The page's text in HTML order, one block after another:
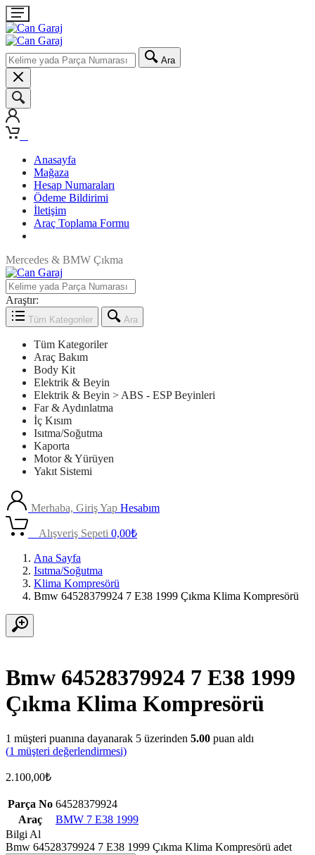
Ara
Anasayfa
Mağaza
Hesap Numaraları
Ödeme Bildirimi
İletişim
Araç Toplama Formu
Mercedes & BMW Çıkma
Araştır:
Tüm Kategoriler Ara
Tüm Kategoriler
Araç Bakım
Body Kit
Elektrik & Beyin
Elektrik & Beyin > ABS - ESP Beyinleri
Far & Aydınlatma
İç Kısım
Isıtma/Soğutma
Kaporta
Motor & Yürüyen
Yakıt Sistemi
Merhaba, Giriş Yap Hesabım
Alışveriş Sepeti 0,00₺
Ana Sayfa
Isıtma/Soğutma
Klima Kompresörü
Bmw 64528379924 7 E38 1999 Çıkma Klima Kompresörü
Bmw 64528379924 7 E38 1999
Çıkma Klima Kompresörü
1 müşteri puanına dayanarak 5 üzerinden 5.00 puan aldı
(1 müşteri değerlendirmesi)
2.100,00₺
Parça No 64528379924
Araç
BMW 7 E38 1999
Bilgi Al
Bmw 64528379924 7 E38 1999 Çıkma Klima Kompresörü adet